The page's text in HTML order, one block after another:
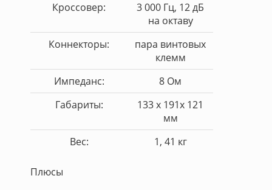
Кроссовер:
3 000 Гц, 12 дБ
на октаву
Коннекторы:
пара винтовых
клемм
Импеданс:
8 Ом
Габариты:
133 x 191x 121
мм
Вес:
1, 41 кг
Плюсы